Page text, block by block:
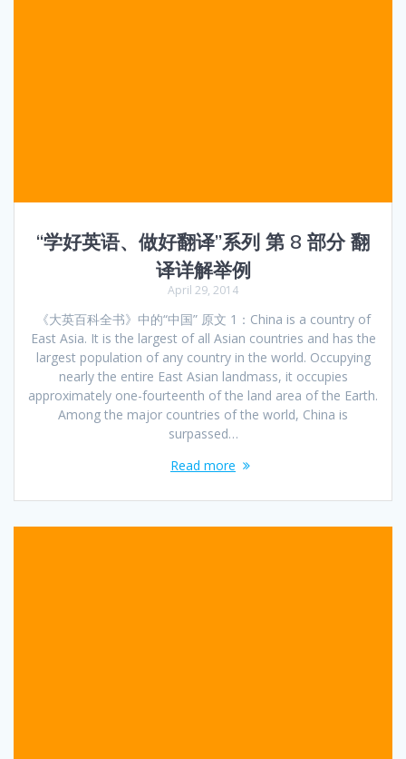
“学好英语、做好翻译”系列 第 8 部分 翻
译详解举例
April 29, 2014
《大英百科全书》中的“中国” 原文 1：China is a country of
East Asia. It is the largest of all Asian countries and has the
largest population of any country in the world. Occupying
nearly the entire East Asian landmass, it occupies
approximately one-fourteenth of the land area of the Earth.
Among the major countries of the world, China is
surpassed…
Read more